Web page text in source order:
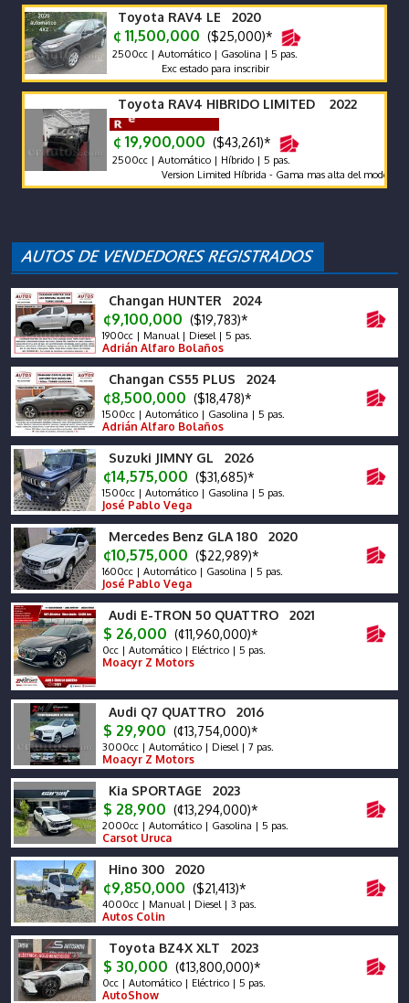
Toyota RAV4 LE 2020
¢ 11,500,000 ($25,000)*
2500cc | Automático | Gasolina | 5 pas.
Exc estado para inscribir
Toyota RAV4 HIBRIDO LIMITED 2022
¢ 19,900,000 ($43,261)*
2500cc | Automático | Híbrido | 5 pas.
Version Limited Híbrida - Gama mas alta del modelo.
Changan HUNTER 2024
¢9,100,000 ($19,783)*
1900cc | Manual | Diesel | 5 pas.
Adrián Alfaro Bolaños
Changan CS55 PLUS 2024
¢8,500,000 ($18,478)*
1500cc | Automático | Gasolina | 5 pas.
Adrián Alfaro Bolaños
Suzuki JIMNY GL 2026
¢14,575,000 ($31,685)*
1500cc | Automático | Gasolina | 5 pas.
José Pablo Vega
Mercedes Benz GLA 180 2020
¢10,575,000 ($22,989)*
1600cc | Automático | Gasolina | 5 pas.
José Pablo Vega
Audi E-TRON 50 QUATTRO 2021
$ 26,000 (¢11,960,000)*
0cc | Automático | Eléctrico | 5 pas.
Moacyr Z Motors
Audi Q7 QUATTRO 2016
$ 29,900 (¢13,754,000)*
3000cc | Automático | Diesel | 7 pas.
Moacyr Z Motors
Kia SPORTAGE 2023
$ 28,900 (¢13,294,000)*
2000cc | Automático | Gasolina | 5 pas.
Carsot Uruca
Hino 300 2020
¢9,850,000 ($21,413)*
4000cc | Manual | Diesel | 3 pas.
Autos Colin
Toyota BZ4X XLT 2023
$ 30,000 (¢13,800,000)*
0cc | Automático | Eléctrico | 5 pas.
AutoShow